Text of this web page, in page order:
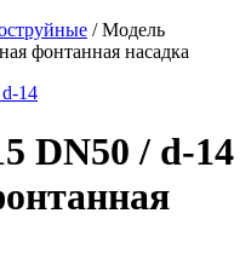
/ Модель
фонтанная насадка
DN50 / d-14